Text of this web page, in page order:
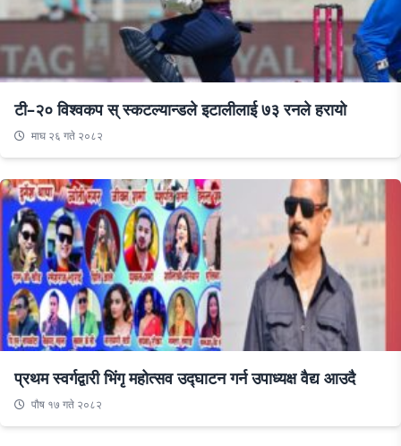
टी–२० विश्वकप स् स्कटल्यान्डले इटालीलाई ७३ रनले हरायो
माघ २६ गते २०८२
प्रथम स्वर्गद्वारी भिंगृ महोत्सव उद्घाटन गर्न उपाध्यक्ष वैद्य आउदै
पौष १७ गते २०८२